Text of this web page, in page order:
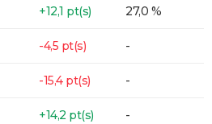
+12,1 pt(s) 27,0 %
-4,5 pt(s) -
-15,4 pt(s) -
+14,2 pt(s) -